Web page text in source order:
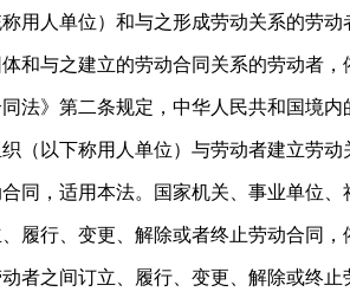
用人单位）和与之形成劳动关系的劳动
和与之建立的劳动合同关系的劳动者
法》第二条规定，中华人民共和国境
（以下称用人单位）与劳动者建立劳动
同，适用本法。国家机关、事业单位
履行、变更、解除或者终止劳动合同
者之间订立、履行、变更、解除或终